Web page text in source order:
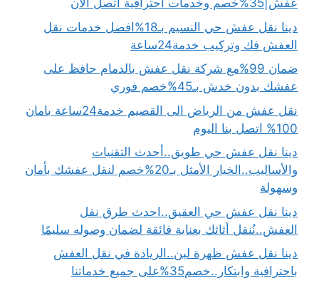
عفش|35%خصم وخدمات احترافية اتصل الان
دينا نقل عفش حي النسيم بـ18%افضل خدمات نقل
العفش فك وتركيب خدمة24ساعة
ضمان 99%مع شركة نقل عفش بالدمام حافظ على
عفشك بدون خدش بـ45%خصم فوري
نقل عفش من الرياض الى القصيم خدمة24ساعة بامان
100% اتصل بنا اليوم
دينا نقل عفش حي طويق..أحدث التقنيات
والأساليب..الخيار الأمثل بـ20%خصم لنقل عفشك بأمان
وسهولة
دينا نقل عفش حي العقيق..احدث طرق نقل
العفش..نُنقل أثاثك بعناية فائقة لضمان وصوله سليمًا
دينا نقل عفش ظهرة لبن..الريادة في نقل العفش
باحترافية وابتكار..خصم35%على جميع خدماتنا